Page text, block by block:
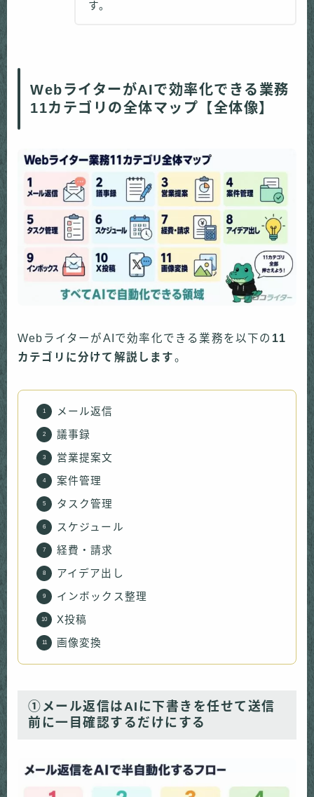
す。
WebライターがAIで効率化できる業務
11カテゴリの全体マップ【全体像】
WebライターがAIで効率化できる業務を以下の 11
カテゴリに分けて解説します。
メール返信
議事録
営業提案文
案件管理
タスク管理
スケジュール
経費・請求
アイデア出し
インボックス整理
X投稿
画像変換
①メール返信はAIに下書きを任せて送信
前に一目確認するだけにする